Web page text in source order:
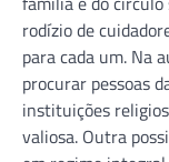
rodízio de
para cada um. Na
procurar pessoas
instituições
valiosa. Outra